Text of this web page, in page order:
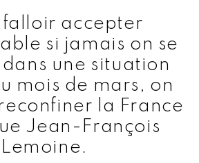
falloir accepter
si jamais on se
une situation
mois de mars, on
la France
Jean-François
Lemoine.